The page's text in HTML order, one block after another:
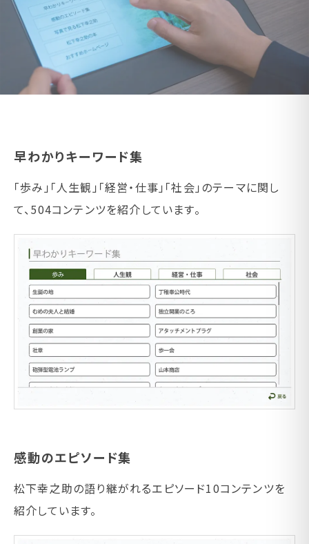
早わかりキーワード集
「歩み」「人生観」「経営・仕事」「社会」のテーマに関し
て、504コンテンツを紹介しています。
感動のエピソード集
松下幸之助の語り継がれるエピソード10コンテンツを
紹介しています。